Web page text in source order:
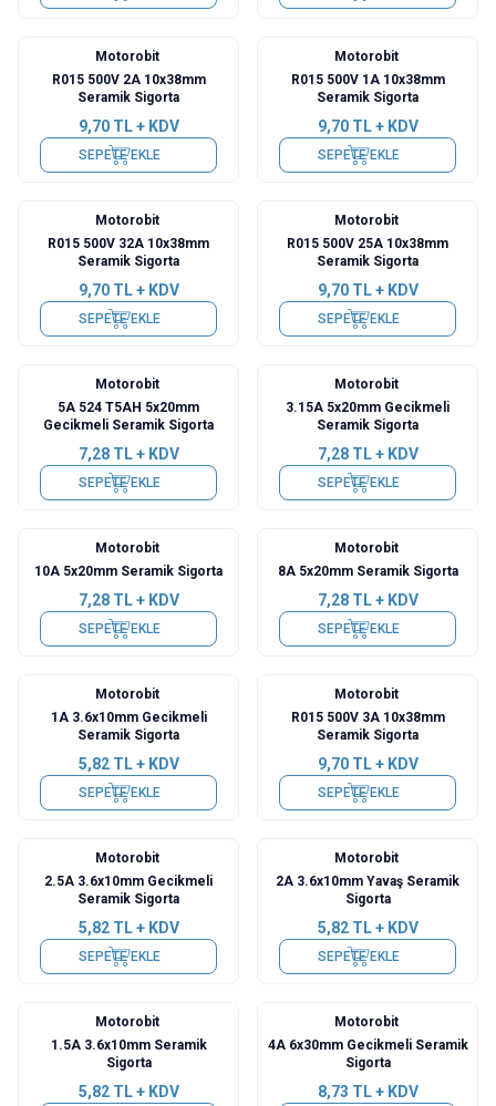
Motorobit
R015 500V 2A 10x38mm
Seramik Sigorta
9,70TL + KDV
SEPETE EKLE
Motorobit
R015 500V 1A 10x38mm
Seramik Sigorta
9,70TL + KDV
SEPETE EKLE
Motorobit
R015 500V 32A 10x38mm
Seramik Sigorta
9,70TL + KDV
SEPETE EKLE
Motorobit
R015 500V 25A 10x38mm
Seramik Sigorta
9,70TL + KDV
SEPETE EKLE
Motorobit
5A 524 T5AH 5x20mm
Gecikmeli Seramik Sigorta
7,28TL + KDV
SEPETE EKLE
Motorobit
3.15A 5x20mm Gecikmeli
Seramik Sigorta
7,28TL + KDV
SEPETE EKLE
Motorobit
10A 5x20mm Seramik Sigorta
7,28TL + KDV
SEPETE EKLE
Motorobit
8A 5x20mm Seramik Sigorta
7,28TL + KDV
SEPETE EKLE
Motorobit
1A 3.6x10mm Gecikmeli
Seramik Sigorta
5,82TL + KDV
SEPETE EKLE
Motorobit
R015 500V 3A 10x38mm
Seramik Sigorta
9,70TL + KDV
SEPETE EKLE
Motorobit
2.5A 3.6x10mm Gecikmeli
Seramik Sigorta
5,82TL + KDV
SEPETE EKLE
Motorobit
2A 3.6x10mm Yavaş Seramik
Sigorta
5,82TL + KDV
SEPETE EKLE
Motorobit
1.5A 3.6x10mm Seramik
Sigorta
5,82TL + KDV
Motorobit
4A 6x30mm Gecikmeli Seramik
Sigorta
8,73 TL + KDV